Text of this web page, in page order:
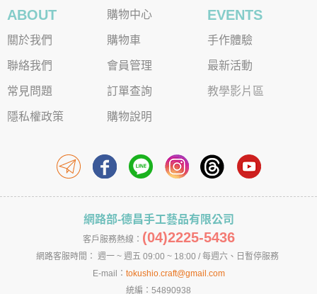
ABOUT
關於我們
聯絡我們
常見問題
隱私權政策
購物中心
購物車
會員管理
訂單查詢
購物說明
EVENTS
手作體驗
最新活動
教學影片區
網路部-德昌手工藝品有限公司
客戶服務熱線： (04)2225-5436
網路客服時間： 週一 ~ 週五 09:00 ~ 18:00 / 每週六、日暫停服務
E-mail： tokushio.craft@gmail.com
統編：54890938